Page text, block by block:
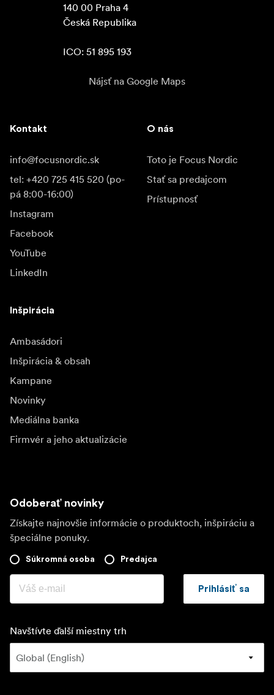
140 00 Praha 4
Česká Republika
ICO: 51 895 193
Nájsť na Google Maps
Kontakt
info@focusnordic.sk
tel: +420 725 415 520 (po-
pá 8:00-16:00)
Instagram
Facebook
YouTube
LinkedIn
O nás
Toto je Focus Nordic
Stať sa predajcom
Prístupnosť
Inšpirácia
Ambasádori
Inšpirácia & obsah
Kampane
Novinky
Mediálna banka
Firmvér a jeho aktualizácie
Odoberať novinky
Získajte najnovšie informácie o produktoch, inšpiráciu a
špeciálne ponuky.
Súkromná osoba Predajca
Prihlásiť sa
Navštívte ďalší miestny trh